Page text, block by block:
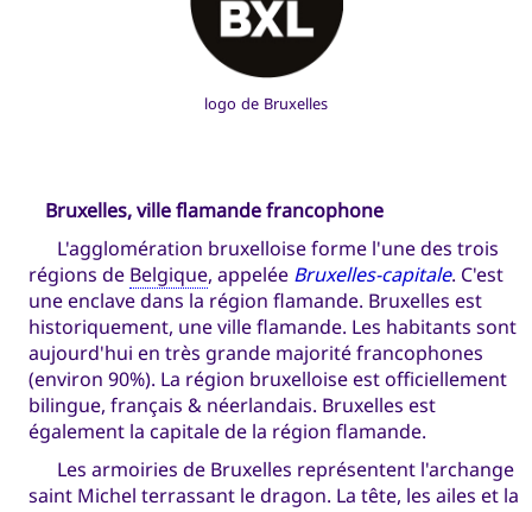
logo de Bruxelles
Bruxelles, ville flamande francophone
L'agglomération bruxelloise forme l'une des trois
régions de Belgique, appelée Bruxelles-capitale. C'est
une enclave dans la région flamande. Bruxelles est
historiquement, une ville flamande. Les habitants sont
aujourd'hui en très grande majorité francophones
(environ 90%). La région bruxelloise est officiellement
bilingue, français & néerlandais. Bruxelles est
également la capitale de la région flamande.
Les armoiries de Bruxelles représentent l'archange
saint Michel terrassant le dragon. La tête, les ailes et la